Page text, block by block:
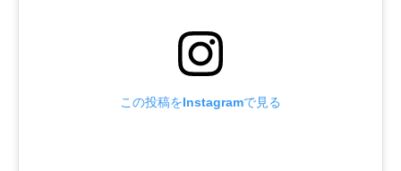
この投稿をInstagramで見る